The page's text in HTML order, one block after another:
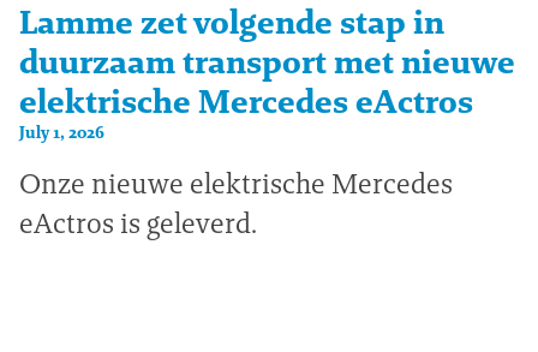
Lamme zet volgende stap in
duurzaam transport met nieuwe
elektrische Mercedes eActros
July 1, 2026
Onze nieuwe elektrische Mercedes
eActros is geleverd.